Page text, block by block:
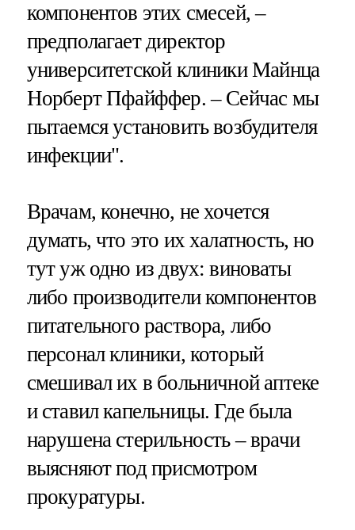
компонентов этих смесей, –
предполагает директор
университетской клиники Майнца
Норберт Пфайффер. – Сейчас мы
пытаемся установить возбудителя
инфекции".
Врачам, конечно, не хочется
думать, что это их халатность, но
тут уж одно из двух: виноваты
либо производители компонентов
питательного раствора, либо
персонал клиники, который
смешивал их в больничной аптеке
и ставил капельницы. Где была
нарушена стерильность – врачи
выясняют под присмотром
прокуратуры.